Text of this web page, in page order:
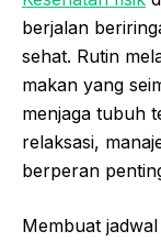
berjalan
sehat. Rutin
makan yang
menjaga tubuh
relaksasi,
berperan
Membuat